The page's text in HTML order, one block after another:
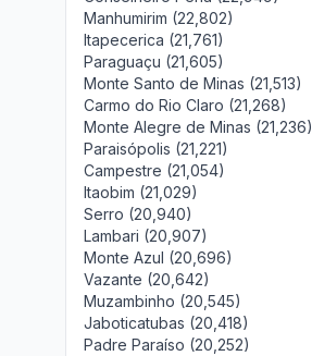
Manhumirim (22,802)
Itapecerica (21,761)
Paraguaçu (21,605)
Monte Santo de Minas (21,513)
Carmo do Rio Claro (21,268)
Monte Alegre de Minas (21,236)
Paraisópolis (21,221)
Campestre (21,054)
Itaobim (21,029)
Serro (20,940)
Lambari (20,907)
Monte Azul (20,696)
Vazante (20,642)
Muzambinho (20,545)
Jaboticatubas (20,418)
Padre Paraíso (20,252)